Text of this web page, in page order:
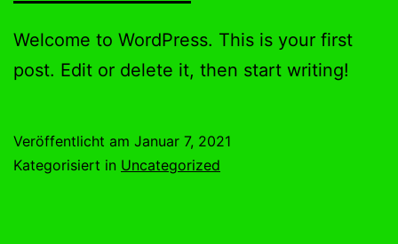
Welcome to WordPress. This is your first
post. Edit or delete it, then start writing!
Veröffentlicht am Januar 7, 2021
Kategorisiert in Uncategorized